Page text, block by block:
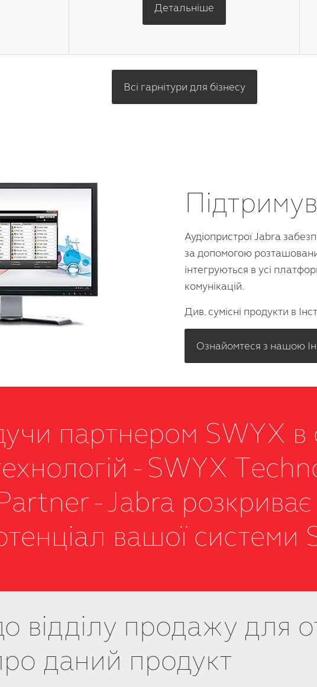
Детальніше
Всі гарнітури для бізнесу
Аудіопристрої Jabra
за допомогою
інтегруються в усі
комунікацій.
Див. сумісні продукти в
Ознайомтеся з нашою
партнером SWYX в
- SWYX
- Jabra розкриває
вашої системи
відділу продажу для
даний продукт